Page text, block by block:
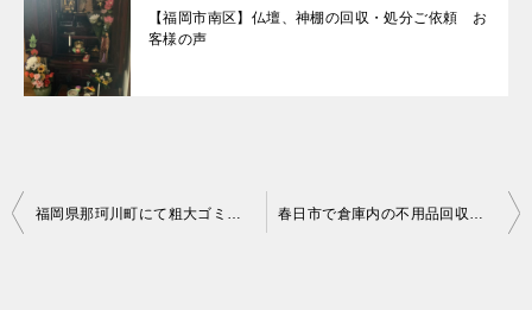
【福岡市南区】仏壇、神棚の回収・処分ご依頼 お
客様の声
投
福岡県那珂川町にて粗大ゴミの回収 お客様の声 春日市で倉庫内の不用品回収処分 お客様の声